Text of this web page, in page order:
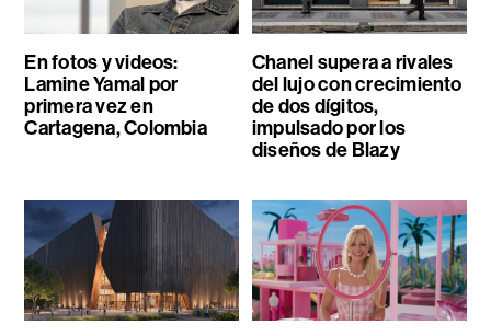
En fotos y videos:
Lamine Yamal por
primera vez en
Cartagena, Colombia
Chanel supera a rivales
del lujo con crecimiento
de dos dígitos,
impulsado por los
diseños de Blazy